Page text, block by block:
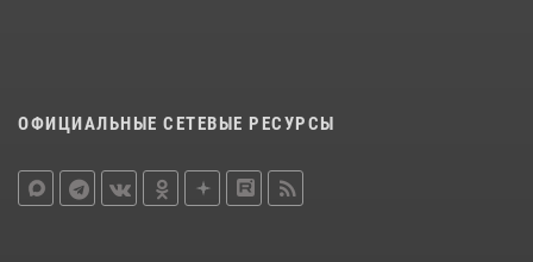
ОФИЦИАЛЬНЫЕ СЕТЕВЫЕ РЕСУРСЫ